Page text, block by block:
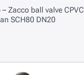
Zacco ball valve CPVC
SCH80 DN20